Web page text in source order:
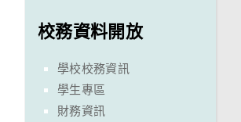
校務資料開放
學校校務資訊
學生專區
財務資訊